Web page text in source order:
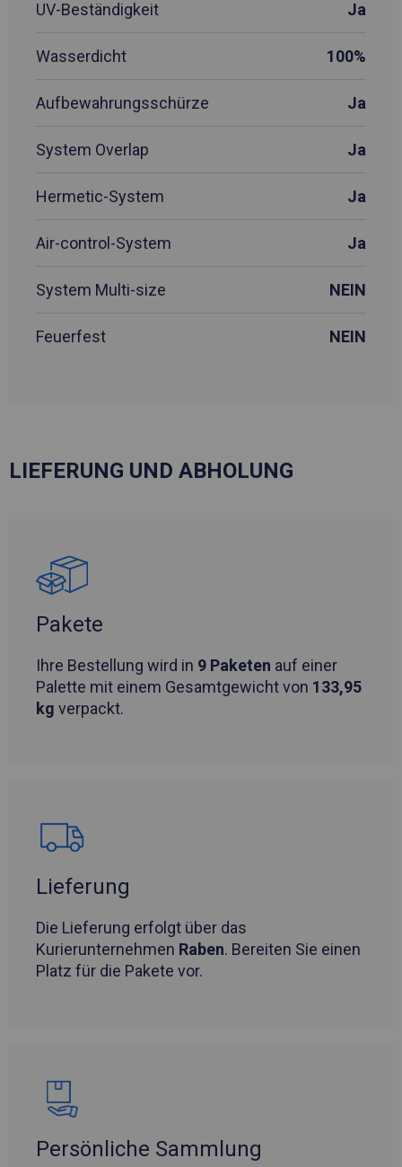
UV-Beständigkeit Ja
Wasserdicht 100%
Aufbewahrungsschürze Ja
System Overlap Ja
Hermetic-System Ja
Air-control-System Ja
System Multi-size NEIN
Feuerfest NEIN
LIEFERUNG UND ABHOLUNG
Pakete
Ihre Bestellung wird in 9 Paketen auf einer
Palette mit einem Gesamtgewicht von 133,95
kg verpackt.
Lieferung
Die Lieferung erfolgt über das
Kurierunternehmen Raben. Bereiten Sie einen
Platz für die Pakete vor.
Persönliche Sammlung